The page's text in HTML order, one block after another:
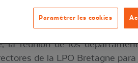
de las acciones de la LPO
en Morbihan. La eficacia
la reunión de los
de la LPO Bretagne
Paramétrer les cookies